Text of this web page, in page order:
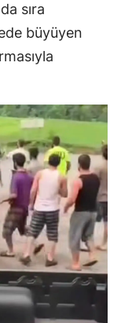
sıra
büyüyen